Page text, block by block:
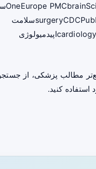
OneEurope PMCbrain
surgeryCDC
سلامت
cardiologyاپیدمیولوژی
مطالب پزشکی، از
کنید.